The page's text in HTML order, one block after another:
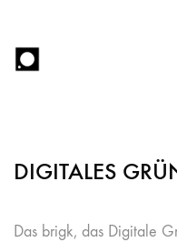
DIGITALES
Das brigk, das Digitale